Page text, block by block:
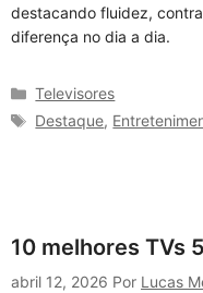
destacando fluidez,
diferença no dia a dia.
Categorias
Televisores
Tags
Destaque,
10 melhores TVs
abril 12, 2026 Por Lucas